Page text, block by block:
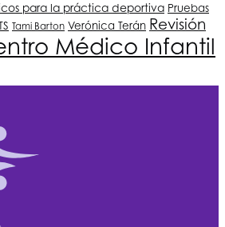
para la práctica deportiva Pruebas
Tami Barton Verónica Terán Revisión
Médico Infantil